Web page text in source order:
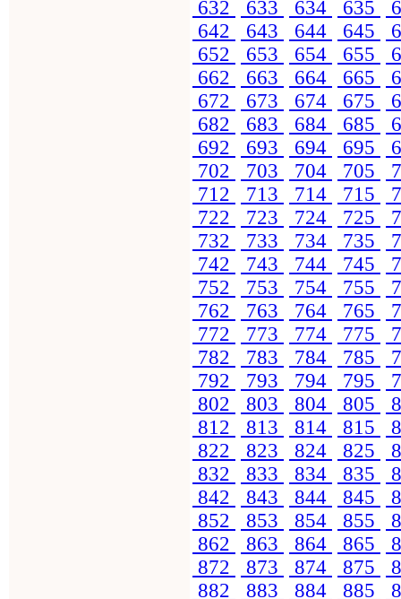
632
633 634 635
642
643 644 645
652
653 654 655
662
663 664 665
672
673 674 675
682
683 684 685
692
693 694 695
702
703 704 705
712
713 714 715
722
723 724 725
732
733 734 735
742
743 744 745
752
753 754 755
762
763 764 765
772
773 774 775
782
783 784 785
792
793 794 795
802
803 804 805
812
813 814 815
822
823 824 825
832
833 834 835
842
843 844 845
852
853 854 855
862
863 864 865
872
873 874 875
882
883 884 885